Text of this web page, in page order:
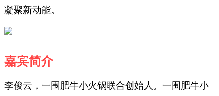
凝聚新动能。
嘉宾简介
李俊云，一围肥牛小火锅联合创始人。一围肥牛小